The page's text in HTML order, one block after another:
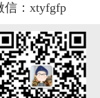
子钱
岁 接
祭祀
信：xtyfgfp